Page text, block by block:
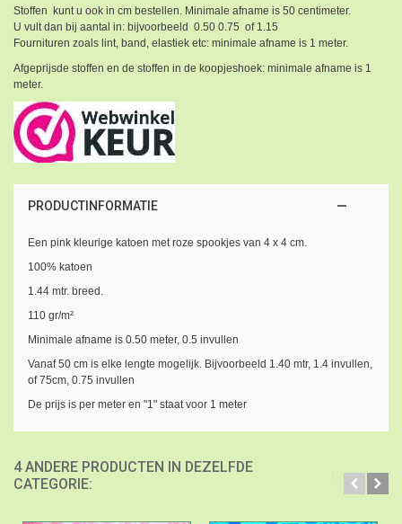
Stoffen kunt u ook in cm bestellen. Minimale afname is 50 centimeter.
U vult dan bij aantal in: bijvoorbeeld 0.50 0.75 of 1.15
Fournituren zoals lint, band, elastiek etc: minimale afname is 1 meter.
Afgeprijsde stoffen en de stoffen in de koopjeshoek: minimale afname is 1
meter.
PRODUCTINFORMATIE
Een pink kleurige katoen met roze spookjes van 4 x 4 cm.
100% katoen
1.44 mtr. breed.
110 gr/m²
Minimale afname is 0.50 meter, 0.5 invullen
Vanaf 50 cm is elke lengte mogelijk. Bijvoorbeeld 1.40 mtr, 1.4 invullen,
of 75cm, 0.75 invullen
De prijs is per meter en "1" staat voor 1 meter
4 ANDERE PRODUCTEN IN DEZELFDE
CATEGORIE: